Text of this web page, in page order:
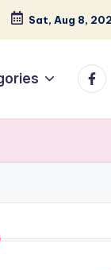
Sat, Aug 8,